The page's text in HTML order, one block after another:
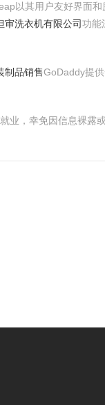
以其用户友好界面
审洗衣机有限公司功能
制品销售GoDaddy提
，幸免因信息裸露